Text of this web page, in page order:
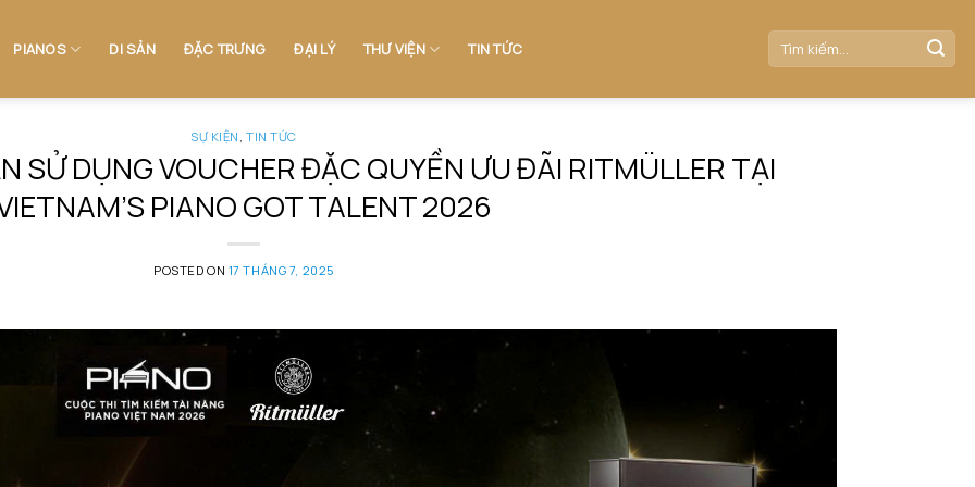
PIANOS DI SẢN ĐẶC TRƯNG ĐẠI LÝ THƯ VIỆN TIN TỨC
SỰ KIỆN ,TIN TỨC
SỬ DỤNG VOUCHER ĐẶC QUYỀN ƯU ĐÃI RITMÜLLER TẠI
PIANO GOT TALENT 2026
POSTED ON 17 THÁNG 7, 2025